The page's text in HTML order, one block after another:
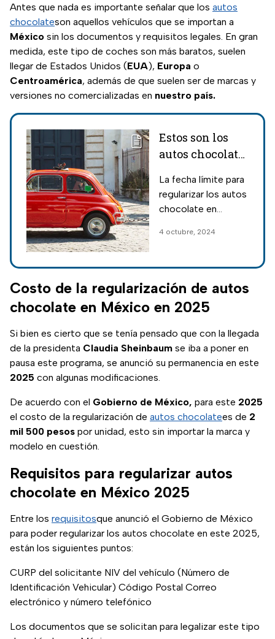
Antes que nada es importante señalar que los autos
chocolateson aquellos vehículos que se importan a
México sin los documentos y requisitos legales. En gran
medida, este tipo de coches son más baratos, suelen
llegar de Estados Unidos (EUA), Europa o
Centroamérica, además de que suelen ser de marcas y
versiones no comercializadas en nuestro país.
Estos son los
autos chocolate
regularizar en
México en 2024
La fecha límite para
regularizar los autos
chocolate en
y ahora aquellos con
tienen más tiempo
para el trámite.
4 octubre, 2024
Costo de la regularización de autos
chocolate en México en 2025
Si bien es cierto que se tenía pensado que con la llegada
de la presidenta Claudia Sheinbaum se iba a poner en
pausa este programa, se anunció su permanencia en este
2025 con algunas modificaciones.
De acuerdo con el Gobierno de México, para este 2025
el costo de la regularización de autos chocolatees de 2
mil 500 pesos por unidad, esto sin importar la marca y
modelo en cuestión.
Requisitos para regularizar autos
chocolate en México 2025
Entre los requisitos(se abre en nueva pestaña)
que anunció el Gobierno de México
para poder regularizar los autos chocolate en este 2025,
están los siguientes puntos:
CURP del solicitante NIV del vehículo (Número de
Identificación Vehicular) Código Postal Correo
electrónico y número telefónico
Los documentos que se solicitan para legalizar este tipo